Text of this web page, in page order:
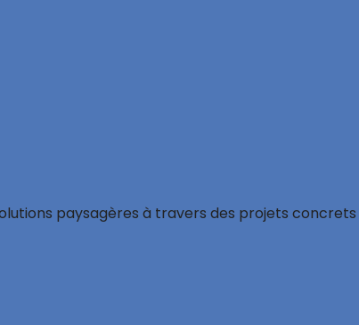
paysagères à travers des projets concrets